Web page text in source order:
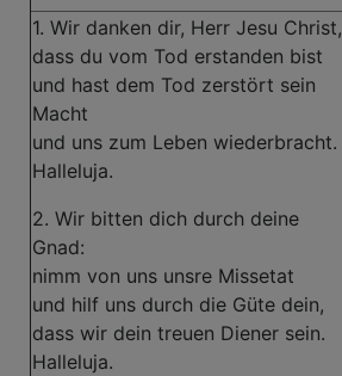
1. Wir danken dir, Herr Jesu Christ,
dass du vom Tod erstanden bist
und hast dem Tod zerstört sein
Macht
und uns zum Leben wiederbracht.
Halleluja.
2. Wir bitten dich durch deine
Gnad:
nimm von uns unsre Missetat
und hilf uns durch die Güte dein,
dass wir dein treuen Diener sein.
Halleluja.